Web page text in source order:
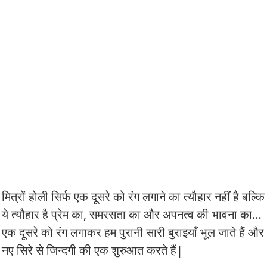
मित्रों होली सिर्फ एक दूसरे को रंग लगाने का त्यौहार नहीं है बल्कि
ये त्यौहार है प्रेम का, समरसता का और अपनत्व की भावना का…
एक दूसरे को रंग लगाकर हम पुरानी सारी बुराइयाँ भूल जाते हैं और
नए सिरे से जिन्दगी की एक शुरुआत करते हैं|